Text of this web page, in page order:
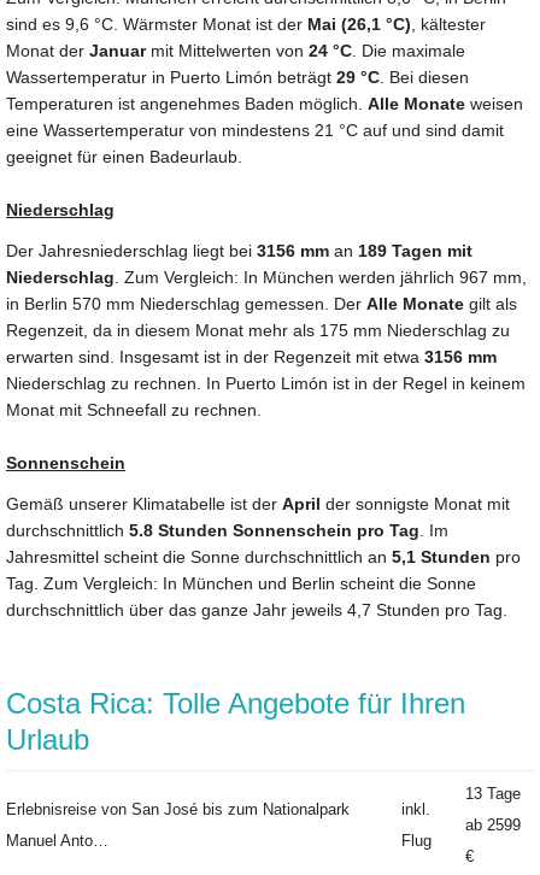
sind es 9,6 °C. Wärmster Monat ist der Mai (26,1 °C) , kältester
Monat der Januarmit Mittelwerten von 24 °C . Die maximale
Wassertemperatur in Puerto Limón beträgt 29 °C . Bei diesen
Temperaturen ist angenehmes Baden möglich. Alle Monate weisen
eine Wassertemperatur von mindestens 21 °C auf und sind damit
geeignet für einen Badeurlaub.
Niederschlag
Der Jahresniederschlag liegt bei 3156 mm an 189 Tagen mit
Niederschlag . Zum Vergleich: In München werden jährlich 967 mm,
in Berlin 570 mm Niederschlag gemessen. Der Alle Monate gilt als
Regenzeit, da in diesem Monat mehr als 175 mm Niederschlag zu
erwarten sind. Insgesamt ist in der Regenzeit mit etwa 3156 mm
Niederschlag zu rechnen. In Puerto Limón ist in der Regel in keinem
Monat mit Schneefall zu rechnen.
Sonnenschein
Gemäß unserer Klimatabelle ist der April der sonnigste Monat mit
durchschnittlich 5.8 Stunden Sonnenschein pro Tag . Im
Jahresmittel scheint die Sonne durchschnittlich an 5,1 Stunden pro
Tag. Zum Vergleich: In München und Berlin scheint die Sonne
durchschnittlich über das ganze Jahr jeweils 4,7 Stunden pro Tag.
Costa Rica: Tolle Angebote für Ihren
Urlaub
Erlebnisreise von San José bis zum Nationalpark
Manuel Anto…
inkl.
Flug
13 Tage
ab 2599
€